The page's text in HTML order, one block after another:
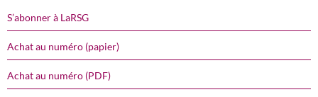
S’abonner à LaRSG
Achat au numéro (papier)
Achat au numéro (PDF)